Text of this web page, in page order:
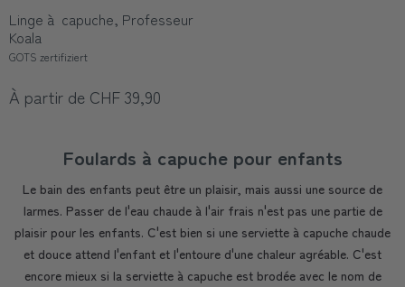
Linge à capuche, Professeur
Koala
GOTS zertifiziert
À partir de CHF 39,90
Foulards à capuche pour enfants
Le bain des enfants peut être un plaisir, mais aussi une source de
larmes. Passer de l'eau chaude à l'air frais n'est pas une partie de
plaisir pour les enfants. C'est bien si une serviette à capuche chaude
et douce attend l'enfant et l'entoure d'une chaleur agréable. C'est
encore mieux si la serviette à capuche est brodée avec le nom de